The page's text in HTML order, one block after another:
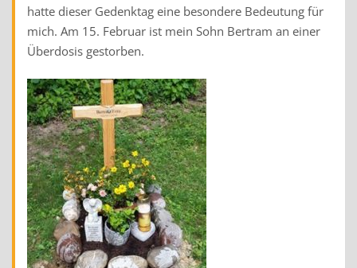
hatte dieser Gedenktag eine besondere Bedeutung für
mich. Am 15. Februar ist mein Sohn Bertram an einer
Überdosis gestorben.